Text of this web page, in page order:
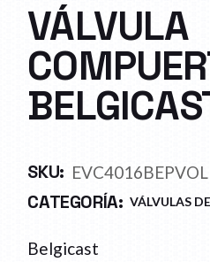
VÁLVULA
SKU: EVC4016BEPVOL
CATEGORÍA: VÁLVULAS
Belgicast